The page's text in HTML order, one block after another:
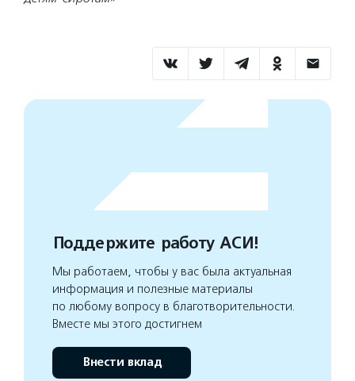
Поддержите работу АСИ!
Мы работаем, чтобы у вас была актуальная
информация и полезные материалы
по любому вопросу в благотворительности.
Вместе мы этого достигнем
Внести вклад